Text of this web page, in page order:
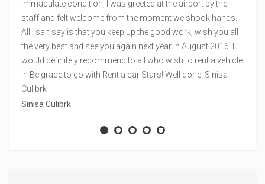
immaculate condition, I was greeted at the airport by the
staff and felt welcome from the moment we shook hands.
All I san say is that you keep up the good work, wish you all
the very best and see you again next year in August 2016. I
would definitely recommend to all who wish to rent a vehicle
in Belgrade to go with Rent a car Stars! Well done! Sinisa
Culibrk
Sinisa Culibrk